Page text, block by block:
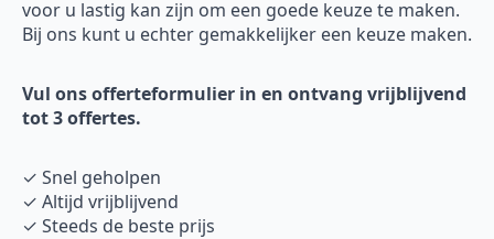
voor u lastig kan zijn om een goede keuze te maken.
Bij ons kunt u echter gemakkelijker een keuze maken.
Vul ons offerteformulier in en ontvang vrijblijvend
tot 3 offertes.
✓ Snel geholpen
✓ Altijd vrijblijvend
✓ Steeds de beste prijs